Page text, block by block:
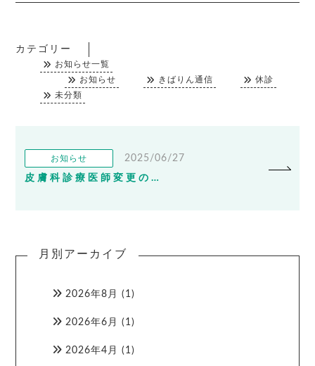
カテゴリー
お知らせ一覧
お知らせ
きばりん通信
休診
未分類
お知らせ
2025/06/27
皮膚科診療医師変更のお知らせ
月別アーカイブ
2026年8月 (1)
2026年6月 (1)
2026年4月 (1)